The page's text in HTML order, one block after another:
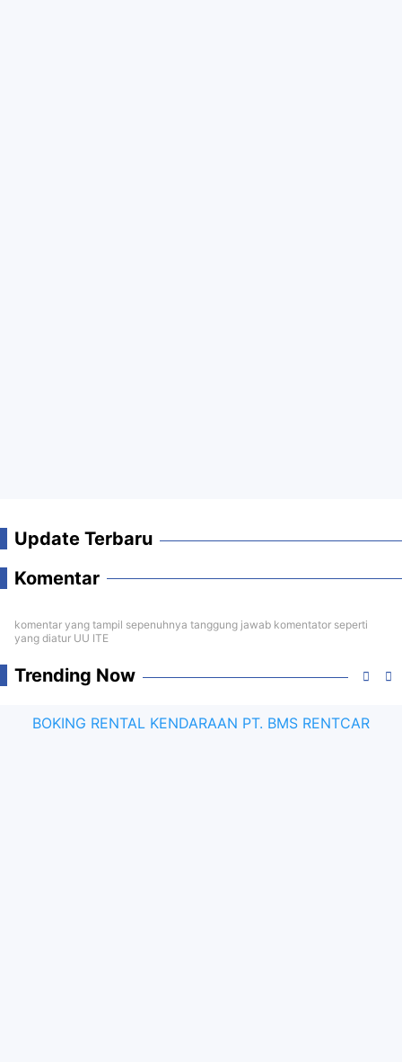
Update Terbaru
Komentar
komentar yang tampil sepenuhnya tanggung jawab komentator seperti
yang diatur UU ITE
Trending Now
BOKING RENTAL KENDARAAN PT. BMS RENTCAR